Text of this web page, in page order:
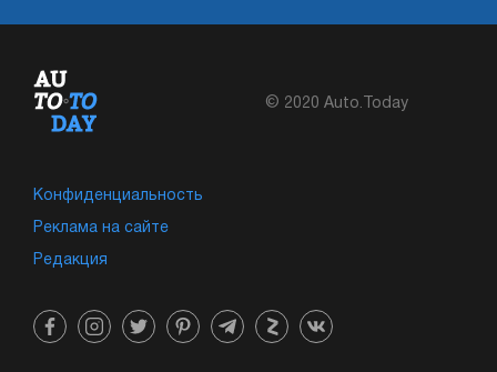
© 2020 Auto.Today
Конфиденциальность
Реклама на сайте
Редакция